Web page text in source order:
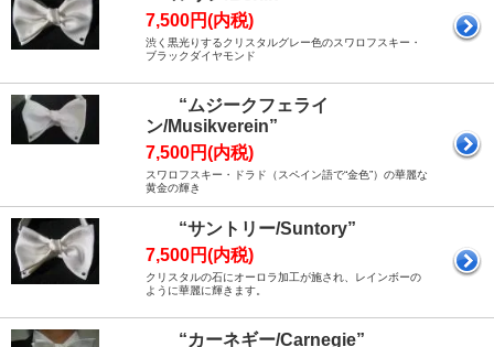
7,500円(内税)
渋く黒光りするクリスタルグレー色のスワロフスキー・
ブラックダイヤモンド
“ムジークフェライ
ン/Musikverein”
7,500円(内税)
スワロフスキー・ドラド（スペイン語で“金色”）の華麗な
黄金の輝き
“サントリー/Suntory”
7,500円(内税)
クリスタルの石にオーロラ加工が施され、レインボーの
ように華麗に輝きます。
“カーネギー/Carnegie”